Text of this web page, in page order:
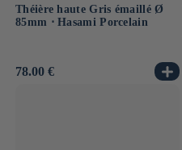
Théière haute Gris émaillé Ø
85mm ⋅ Hasami Porcelain
Prix
78.00 €